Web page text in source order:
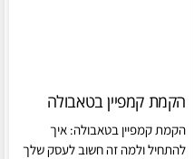
הקמת קמפיין בטאבולה
הקמת קמפיין בטאבולה: איך
להתחיל ולמה זה חשוב לעסק שלך